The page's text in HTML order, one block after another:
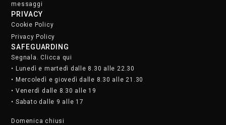
messaggi
PRIVACY
Cookie Policy
Privacy Policy
SAFEGUARDING
Segnala. Clicca qui
• Lunedì e martedì dalle 8.30 alle 22.30
• Mercoledì e giovedì dalle 8.30 alle 21.30
• Venerdì dalle 8.30 alle 19
• Sabato dalle 9 alle 17
Domenica chiusi